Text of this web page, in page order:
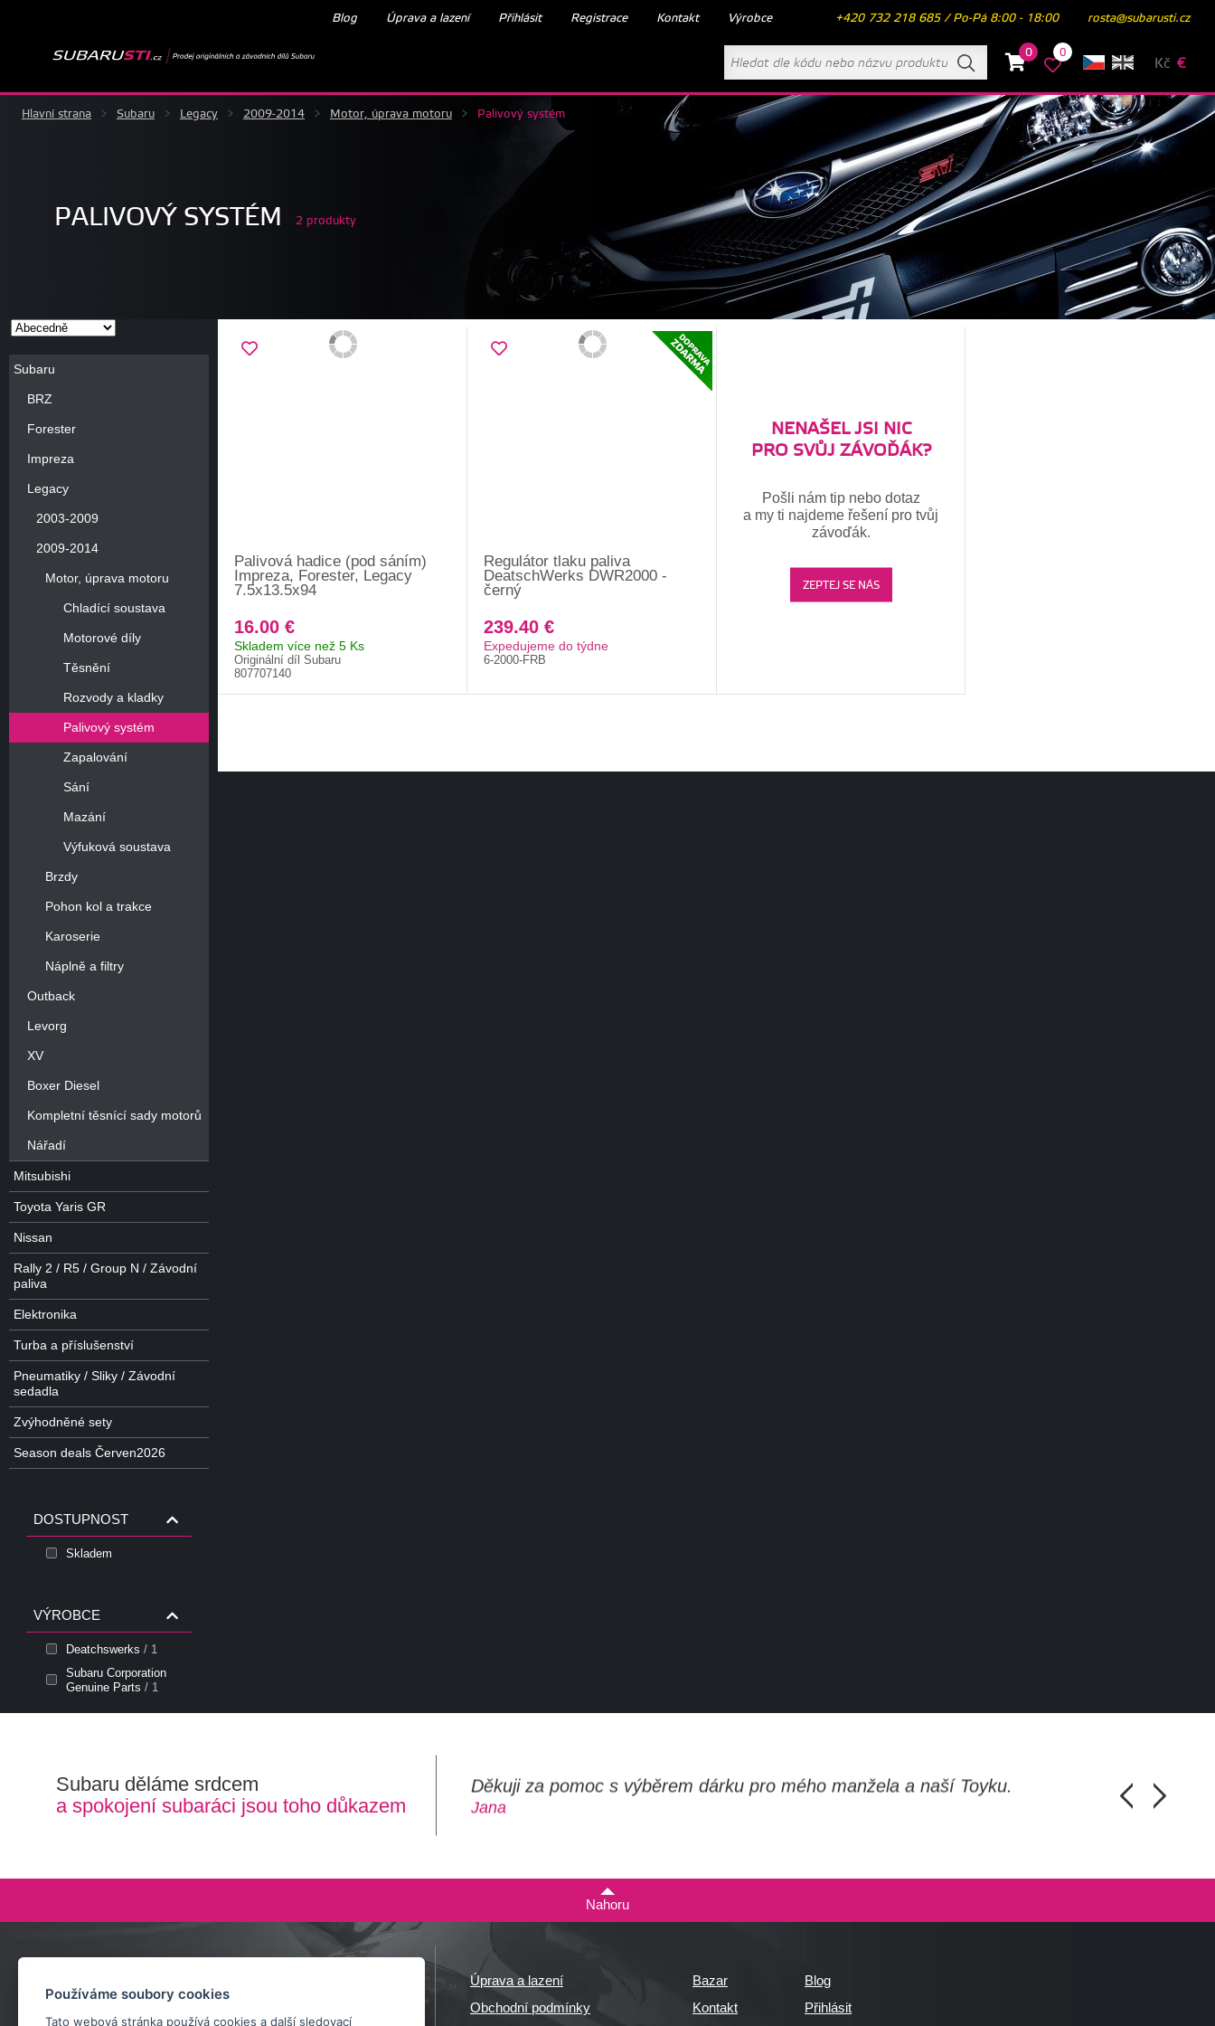
Používáme soubory cookies
Tato webová stránka používá cookies a další sledovací
Blog Úprava a lazení Přihlásit Registrace Kontakt Výrobce +420 732 218 685 / Po-Pá 8:00 - 18:00 rosta@subarusti.cz
0 0
Kč €
Hlavní strana > Subaru > Legacy > 2009-2014 > Motor, úprava motoru > Palivový systém
PALIVOVÝ SYSTÉM 2 produkty
Subaru
BRZ
Forester
Impreza
Legacy
2003-2009
2009-2014
Motor, úprava motoru
Chladící soustava
Motorové díly
Těsnění
Rozvody a kladky
Palivový systém
Zapalování
Sání
Mazání
Výfuková soustava
Brzdy
Pohon kol a trakce
Karoserie
Náplně a filtry
Outback
Levorg
XV
Boxer Diesel
Kompletní těsnící sady motorů
Nářadí
Mitsubishi
Toyota Yaris GR
Nissan
Rally 2 / R5 / Group N / Závodní
paliva
Elektronika
Turba a příslušenství
Pneumatiky / Sliky / Závodní
sedadla
Zvýhodněné sety
Season deals Červen2026
DOSTUPNOST
Skladem
VÝROBCE
Deatchswerks / 1
Subaru Corporation
Genuine Parts / 1
Palivová hadice (pod sáním)
Impreza, Forester, Legacy
7.5x13.5x94
16.00 €
Skladem více než 5 Ks
Originální díl Subaru
807707140
Regulátor tlaku paliva
DeatschWerks DWR2000 -
černý
239.40 €
Expedujeme do týdne
6-2000-FRB
NENAŠEL JSI NIC
PRO SVŮJ ZÁVOĎÁK?
Pošli nám tip nebo dotaz
a my ti najdeme řešení pro tvůj
závoďák.
ZEPTEJ SE NÁS
Subaru děláme srdcem
a spokojení subaráci jsou toho důkazem
Děkuji za pomoc s výběrem dárku pro mého manžela a naší Toyku.
Jana
Chlapi, moc
Honza Pánka,
Nahoru
+420 732 218 685
Úprava a lazení
Obchodní podmínky
Bazar
Kontakt
Blog
Přihlásit